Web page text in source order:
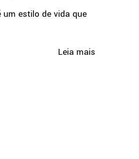
estilo de vida que
Leia mais